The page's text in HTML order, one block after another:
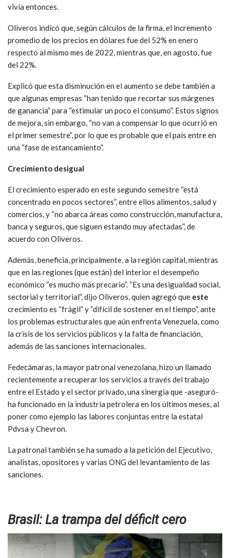
vivía entonces.
Oliveros indicó que, según cálculos de la firma, el incremento
promedio de los precios en dólares fue del 52% en enero
respecto al mismo mes de 2022, mientras que, en agosto, fue
del 22%.
Explicó que esta disminución en el aumento se debe también a
que algunas empresas “han tenido que recortar sus márgenes
de ganancia” para “estimular un poco el consumo”. Estos signos
de mejora, sin embargo, “no van a compensar lo que ocurrió en
el primer semestre”, por lo que es probable que el país entre en
una “fase de estancamiento”.
Crecimiento desigual
El crecimiento esperado en este segundo semestre “está
concentrado en pocos sectores”, entre ellos alimentos, salud y
comercios, y “no abarca áreas como construcción, manufactura,
banca y seguros, que siguen estando muy afectadas”, de
acuerdo con Oliveros.
Además, beneficia, principalmente, a la región capital, mientras
que en las regiones (que están) del interior el desempeño
económico “es mucho más precario”. “Es una desigualdad social,
sectorial y territorial”, dijo Oliveros, quien agregó que este
crecimiento es “frágil” y “difícil de sostener en el tiempo”, ante
los problemas estructurales que aún enfrenta Venezuela, como
la crisis de los servicios públicos y la falta de financiación,
además de las sanciones internacionales.
Fedecámaras, la mayor patronal venezolana, hizo un llamado
recientemente a recuperar los servicios a través del trabajo
entre el Estado y el sector privado,una sinergia que -aseguró-
ha funcionado en la industria petrolera en los últimos meses, al
poner como ejemplo las labores conjuntas entre la estatal
Pdvsa y Chevron.
La patronal también se ha sumado a la petición del Ejecutivo,
analistas, opositores y varias ONG del levantamiento de las
sanciones.
Brasil: La trampa del déficit cero